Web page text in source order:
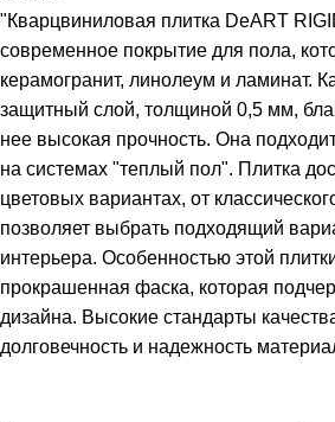
"Кварцвиниловая плитка DeART
современное покрытие для пола,
керамогранит, линолеум и ламинат.
защитный слой, толщиной 0,5 мм,
нее высокая прочность. Она
на системах "теплый пол". Плитка
цветовых вариантах, от
позволяет выбрать подходящий
интерьера. Особенностью этой
прокрашенная фаска, которая
дизайна. Высокие стандарты
долговечность и надежность